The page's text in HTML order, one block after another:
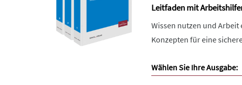
Leitfaden mit
Wissen nutzen und
Konzepten für eine
Wählen Sie Ihre Ausgabe: